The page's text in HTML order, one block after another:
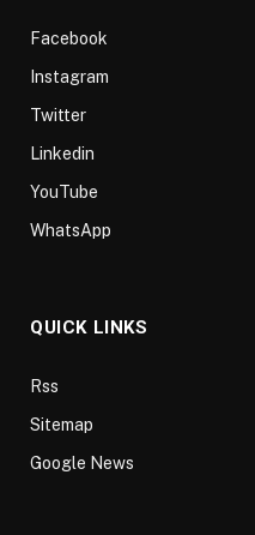
Facebook
Instagram
Twitter
Linkedin
YouTube
WhatsApp
QUICK LINKS
Rss
Sitemap
Google News